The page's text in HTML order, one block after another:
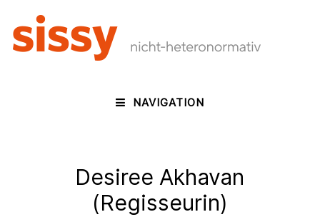
NAVIGATION
Desiree Akhavan
(Regisseurin)